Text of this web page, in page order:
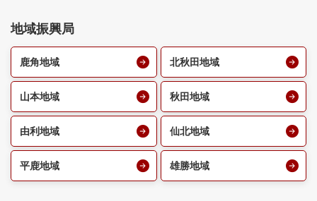
地域振興局
鹿角地域 北秋田地域
山本地域 秋田地域
由利地域 仙北地域
平鹿地域 雄勝地域